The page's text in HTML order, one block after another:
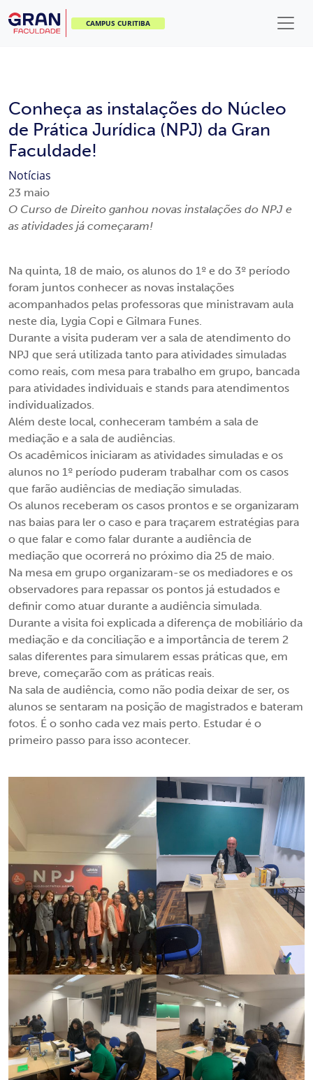
CAMPUS CURITIBA
Conheça as instalações do Núcleo
de Prática Jurídica (NPJ) da Gran
Faculdade!
Notícias
23 maio
O Curso de Direito ganhou novas instalações do NPJ e
as atividades já começaram!
Na quinta, 18 de maio, os alunos do 1º e do 3º período
foram juntos conhecer as novas instalações
acompanhados pelas professoras que ministravam aula
neste dia, Lygia Copi e Gilmara Funes.
Durante a visita puderam ver a sala de atendimento do
NPJ que será utilizada tanto para atividades simuladas
como reais, com mesa para trabalho em grupo, bancada
para atividades individuais e stands para atendimentos
individualizados.
Além deste local, conheceram também a sala de
mediação e a sala de audiências.
Os acadêmicos iniciaram as atividades simuladas e os
alunos no 1º período puderam trabalhar com os casos
que farão audiências de mediação simuladas.
Os alunos receberam os casos prontos e se organizaram
nas baias para ler o caso e para traçarem estratégias para
o que falar e como falar durante a audiência de
mediação que ocorrerá no próximo dia 25 de maio.
Na mesa em grupo organizaram-se os mediadores e os
observadores para repassar os pontos já estudados e
definir como atuar durante a audiência simulada.
Durante a visita foi explicada a diferença de mobiliário da
mediação e da conciliação e a importância de terem 2
salas diferentes para simularem essas práticas que, em
breve, começarão com as práticas reais.
Na sala de audiência, como não podia deixar de ser, os
alunos se sentaram na posição de magistrados e bateram
fotos. É o sonho cada vez mais perto. Estudar é o
primeiro passo para isso acontecer.